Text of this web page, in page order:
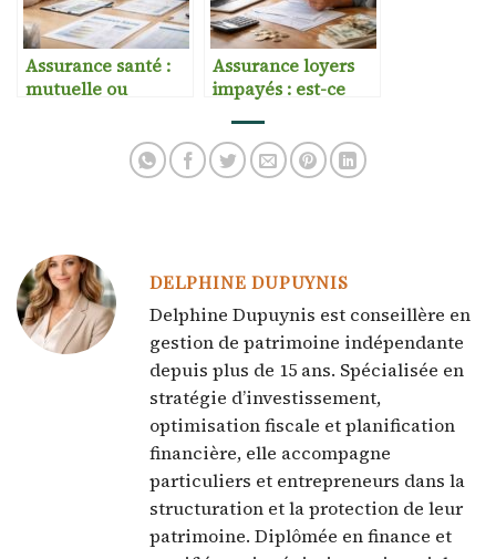
Assurance santé :
mutuelle ou
Assurance loyers
impayés : est-ce
DELPHINE DUPUYNIS
Delphine Dupuynis est conseillère en
gestion de patrimoine indépendante
depuis plus de 15 ans. Spécialisée en
stratégie d’investissement,
optimisation fiscale et planification
financière, elle accompagne
particuliers et entrepreneurs dans la
structuration et la protection de leur
patrimoine. Diplômée en finance et